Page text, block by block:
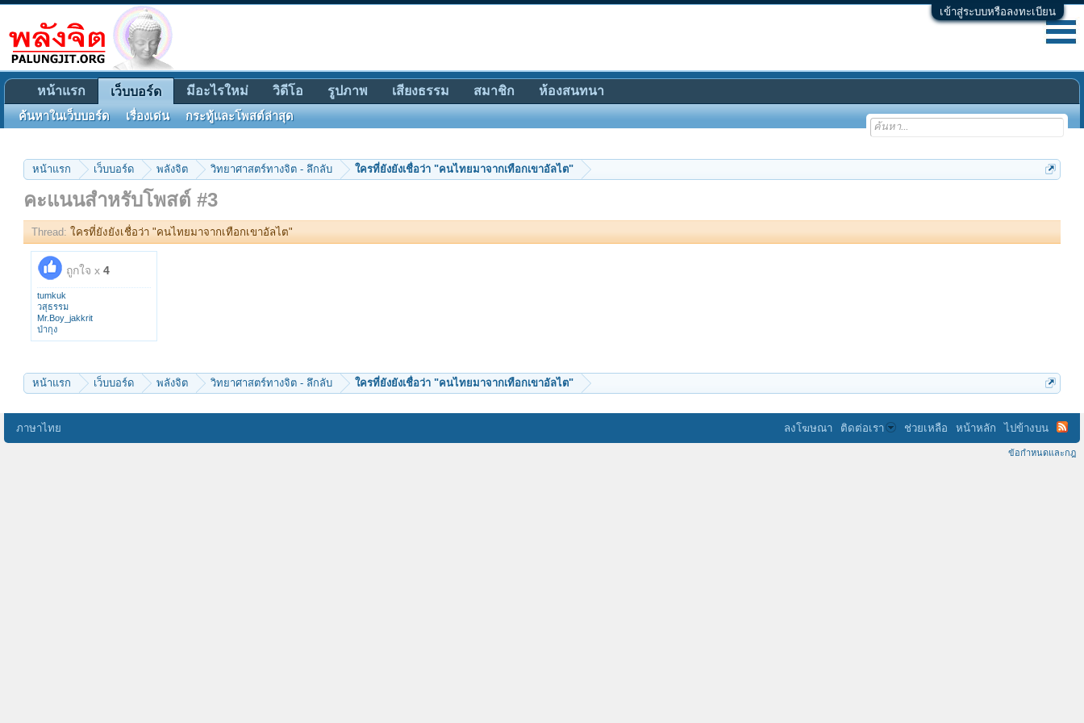
เข้าสู่ระบบหรือลงทะเบียน
หน้าแรก เว็บบอร์ด พลังจิต วิทยาศาสตร์ทางจิต - ลึกลับ ใครที่ยังยังเชื่อว่า "คนไทยมาจากเทือกเขาอัลไต"
คะแนนสำหรับโพสต์ #3
Thread: ใครที่ยังยังเชื่อว่า "คนไทยมาจากเทือกเขาอัลไต"
ถูกใจ x 4
tumkuk
วสุธรรม
Mr.Boy_jakkrit
ป่ากุง
หน้าแรก เว็บบอร์ด พลังจิต วิทยาศาสตร์ทางจิต - ลึกลับ ใครที่ยังยังเชื่อว่า "คนไทยมาจากเทือกเขาอัลไต"
หน้าแรก เว็บบอร์ด
ค้นหาในเว็บบอร์ด เรื่องเด่น กระทู้และโพสต์ล่าสุด
มีอะไรใหม่ วิดีโอ รูปภาพ เสียงธรรม สมาชิก ห้องสนทนา
ภาษาไทย ลงโฆษณา ติดต่อเรา ช่วยเหลือ หน้าหลัก ไปข้างบน
ข้อกำหนดและกฎ